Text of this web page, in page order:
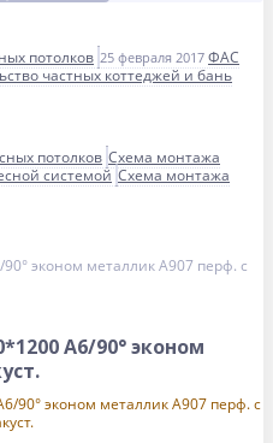
потолков 25 февраля 2017 ФАС
частных коттеджей и бань
потолков Схема монтажа
системой Схема монтажа
эконом металлик А907 перф. с
A6/90° эконом